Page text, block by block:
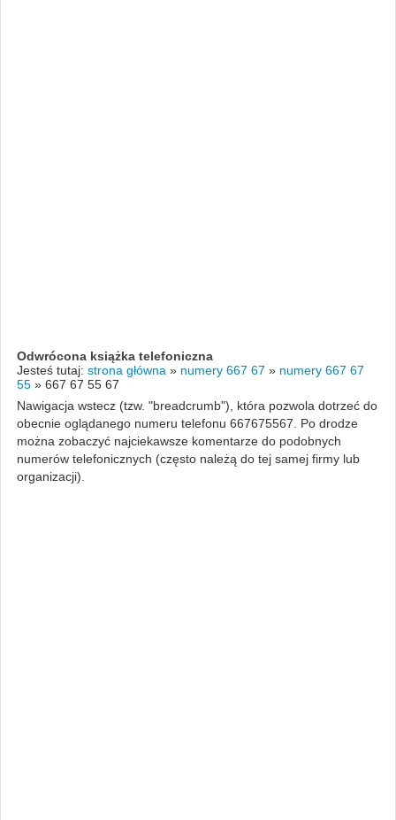
Odwrócona książka telefoniczna
Jesteś tutaj: strona główna » numery 667 67 » numery 667 67
55 » 667 67 55 67
Nawigacja wstecz (tzw. "breadcrumb"), która pozwola dotrzeć do
obecnie oglądanego numeru telefonu 667675567. Po drodze
można zobaczyć najciekawsze komentarze do podobnych
numerów telefonicznych (często należą do tej samej firmy lub
organizacji).